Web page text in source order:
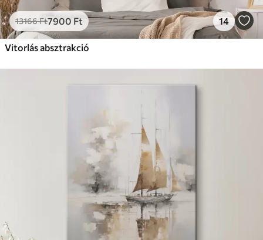
13166Ft7900 Ft 14
Vitorlás absztrakció